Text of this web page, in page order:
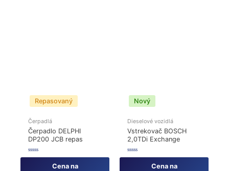
Repasovaný
Čerpadlá
Čerpadlo DELPHI
DP200 JCB repas
Hodnotenie
Cena na
Nový
Dieselové vozidlá
Vstrekovač BOSCH
2,0TDi Exchange
Hodnotenie
Cena na